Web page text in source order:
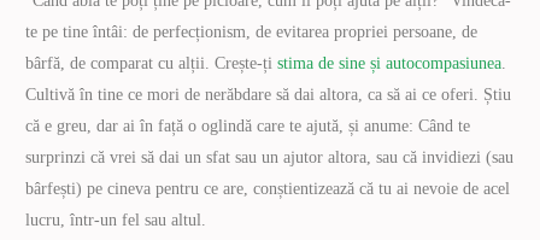
te pe tine întâi: de perfecționism, de evitarea propriei persoane, de
bârfă, de comparat cu alții. Crește-țistima de sine și autocompasiunea.
Cultivă în tine ce mori de nerăbdare să dai altora, ca să ai ce oferi. Știu
că e greu, dar ai în față o oglindă care te ajută, și anume: Când te
surprinzi că vrei să dai un sfat sau un ajutor altora, sau că invidiezi (sau
bârfești) pe cineva pentru ce are, conștientizează că tu ai nevoie de acel
lucru, într-un fel sau altul.